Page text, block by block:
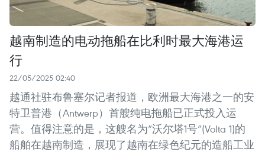
越南制造的电动拖船在比利时最大海港运
行
22/05/2025 02:40
越通社驻布鲁塞尔记者报道，欧洲最大海港之一的安
特卫普港（Antwerp）首艘纯电拖船已正式投入运
营。值得注意的是，这艘名为“沃尔塔1号”(Volta 1)的
船舶在越南制造，展现了越南在绿色纪元的造船工业